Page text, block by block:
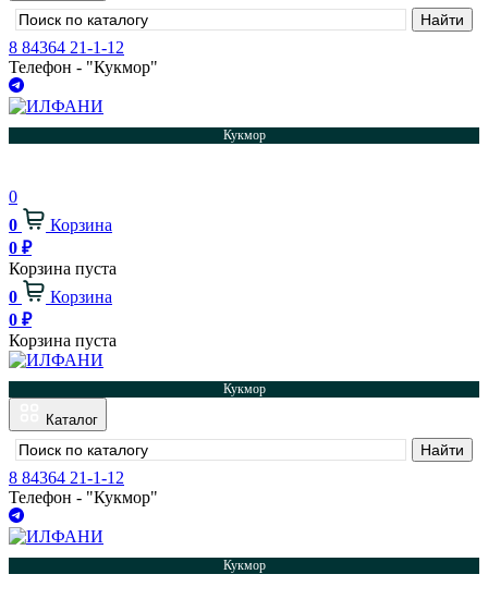
8 84364 21-1-12
Телефон - "Кукмор"
Кукмор
0
0
Корзина
0 ₽
Корзина пуста
0
Корзина
0 ₽
Корзина пуста
Кукмор
Каталог
8 84364 21-1-12
Телефон - "Кукмор"
Кукмор